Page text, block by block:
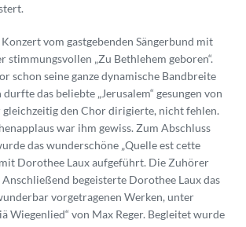
vom gastgebenden Sängerbund mit
stimmungsvollen „Zu Bethlehem geboren“.
schon seine ganze dynamische Bandbreite
das beliebte „Jerusalem“ gesungen von
gleichzeitig den Chor dirigierte, nicht fehlen.
war ihm gewiss. Zum Abschluss
das wunderschöne „Quelle est cette
Dorothee Laux aufgeführt. Die Zuhörer
begeisterte Dorothee Laux das
vorgetragenen Werken, unter
Wiegenlied“ von Max Reger. Begleitet wurde